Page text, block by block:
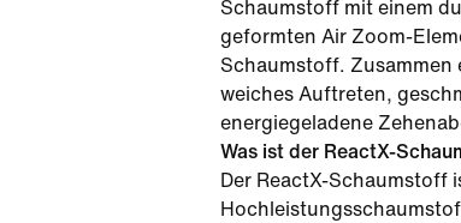
Schaumstoff mit einem
geformten Air Zoom-
Schaumstoff. Zusammen
weiches Auftreten,
energiegeladene
Was ist der ReactX-
Der ReactX-Schaumstoff